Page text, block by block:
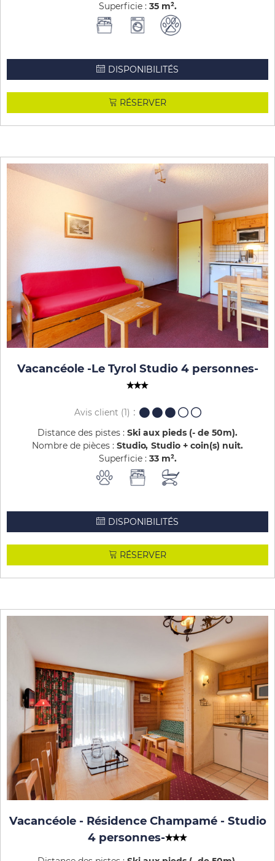
Superficie : 35 m²
DISPONIBILITÉS
RÉSERVER
Vacancéole -Le Tyrol Studio 4 personnes-
Avis client (1)
Distance des pistes : Ski aux pieds (- de 50m)
Nombre de pièces : Studio Studio + coin(s) nuit
Superficie : 33 m²
DISPONIBILITÉS
RÉSERVER
Vacancéole - Résidence Champamé - Studio
4 personnes-